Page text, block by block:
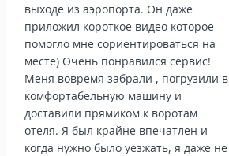
выходе из аэропорта. Он даже
приложил короткое видео которое
помогло мне сориентироваться на
месте) Очень понравился сервис!
Меня вовремя забрали , погрузили в
комфортабельную машину и
доставили прямиком к воротам
отеля. Я был крайне впечатлен и
когда нужно было уезжать, я даже не